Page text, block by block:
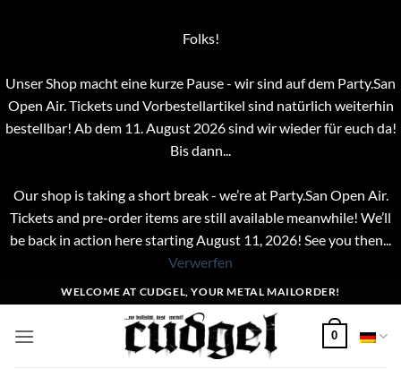
Folks!
Unser Shop macht eine kurze Pause - wir sind auf dem Party.San
Open Air. Tickets und Vorbestellartikel sind natürlich weiterhin
bestellbar! Ab dem 11. August 2026 sind wir wieder für euch da!
Bis dann...
Our shop is taking a short break - we’re at Party.San Open Air.
Tickets and pre-order items are still available meanwhile! We’ll
be back in action here starting August 11, 2026! See you then...
Verwerfen
Inhalt
springen
WELCOME AT CUDGEL, YOUR METAL MAILORDER!
0